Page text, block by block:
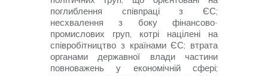
поглиблення співпраці з ЄС;
несхвалення з боку фінансово-
промислових груп, котрі націлені на
співробітництво з країнами ЄС; втрата
органами державної влади частини
повноважень у економічній сфері;